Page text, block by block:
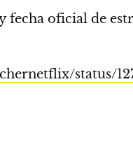
fecha oficial de
status/